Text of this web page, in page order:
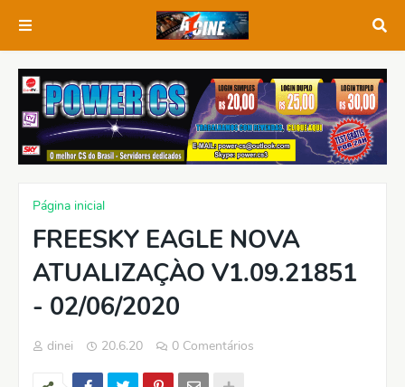
Página inicial
FREESKY EAGLE NOVA
ATUALIZAÇÀO V1.09.21851
- 02/06/2020
dinei 20.6.20 0 Comentários